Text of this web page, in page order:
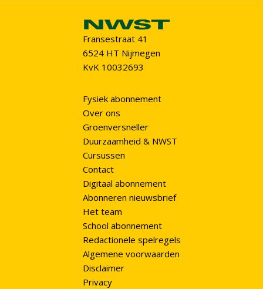
Fransestraat 41
6524 HT Nijmegen
KvK 10032693
Fysiek abonnement
Over ons
Groenversneller
Duurzaamheid & NWST
Cursussen
Contact
Digitaal abonnement
Abonneren nieuwsbrief
Het team
School abonnement
Redactionele spelregels
Algemene voorwaarden
Disclaimer
Privacy